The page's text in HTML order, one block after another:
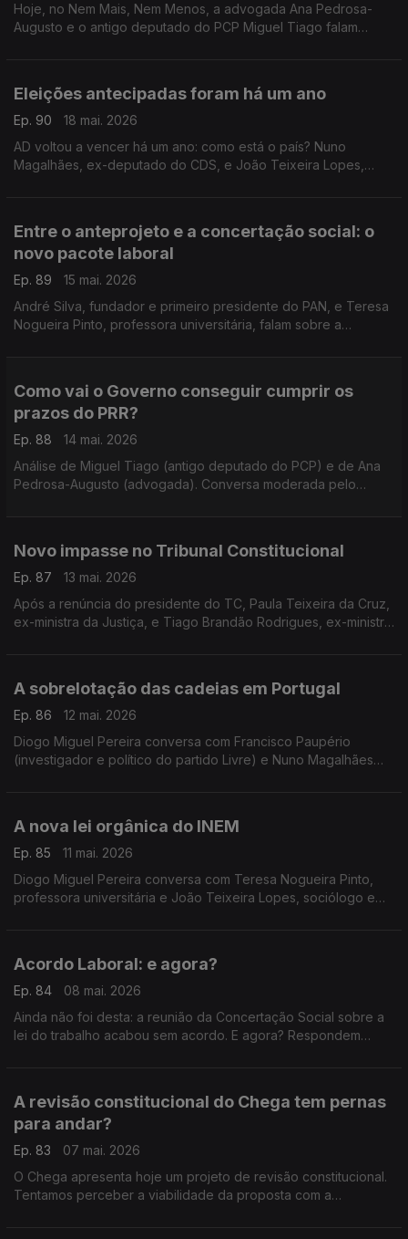
Hoje, no Nem Mais, Nem Menos, a advogada Ana Pedrosa-
Augusto e o antigo deputado do PCP Miguel Tiago falam
Eleições antecipadas foram há um ano
Ep. 90
18 mai. 2026
AD voltou a vencer há um ano: como está o país? Nuno
Magalhães, ex-deputado do CDS, e João Teixeira Lopes,
Entre o anteprojeto e a concertação social: o
novo pacote laboral
Ep. 89
15 mai. 2026
André Silva, fundador e primeiro presidente do PAN, e Teresa
Nogueira Pinto, professora universitária, falam sobre a
Como vai o Governo conseguir cumprir os
prazos do PRR?
Ep. 88
14 mai. 2026
Análise de Miguel Tiago (antigo deputado do PCP) e de Ana
Pedrosa-Augusto (advogada). Conversa moderada pelo
Novo impasse no Tribunal Constitucional
Ep. 87
13 mai. 2026
Após a renúncia do presidente do TC, Paula Teixeira da Cruz,
ex-ministra da Justiça, e Tiago Brandão Rodrigues, ex-ministro
A sobrelotação das cadeias em Portugal
Ep. 86
12 mai. 2026
Diogo Miguel Pereira conversa com Francisco Paupério
(investigador e político do partido Livre) e Nuno Magalhães
A nova lei orgânica do INEM
Ep. 85
11 mai. 2026
Diogo Miguel Pereira conversa com Teresa Nogueira Pinto,
professora universitária e João Teixeira Lopes, sociólogo e
Acordo Laboral: e agora?
Ep. 84
08 mai. 2026
Ainda não foi desta: a reunião da Concertação Social sobre a
lei do trabalho acabou sem acordo. E agora? Respondem
A revisão constitucional do Chega tem pernas
para andar?
Ep. 83
07 mai. 2026
O Chega apresenta hoje um projeto de revisão constitucional.
Tentamos perceber a viabilidade da proposta com a